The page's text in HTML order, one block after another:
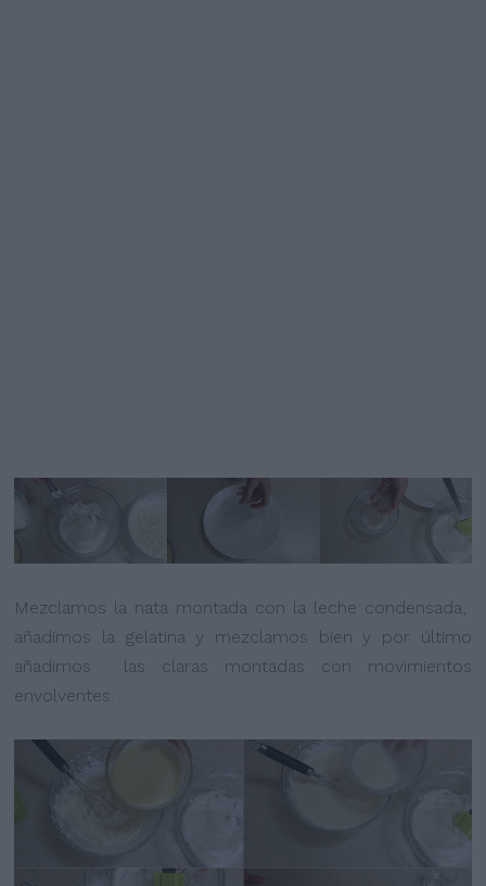
Mezclamos la nata montada con la leche condensada,
añadimos la gelatina y mezclamos bien y por último
añadimos las claras montadas con movimientos
envolventes.